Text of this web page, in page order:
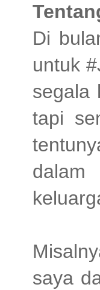
Di
untuk
segala
tapi
saya